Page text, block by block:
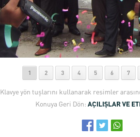
1 2 3 4 5 6 7
Klavye yön tuşlarını kullanarak resimler
Konuya Geri Dön: AÇILIŞLAR VE